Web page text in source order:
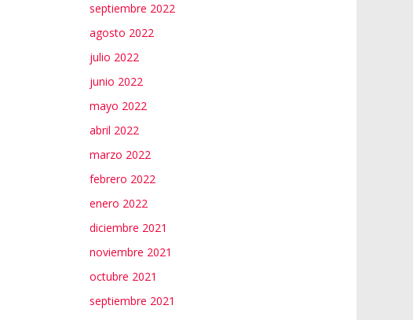
septiembre 2022
agosto 2022
julio 2022
junio 2022
mayo 2022
abril 2022
marzo 2022
febrero 2022
enero 2022
diciembre 2021
noviembre 2021
octubre 2021
septiembre 2021